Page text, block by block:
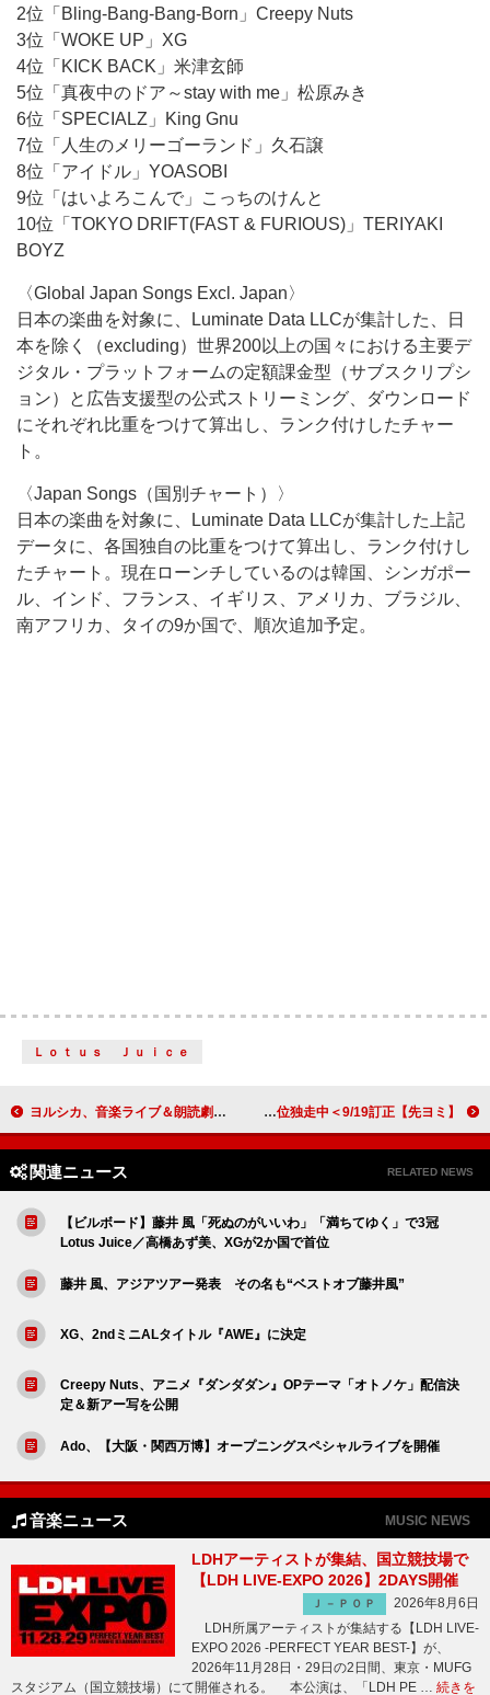
2位「Bling-Bang-Bang-Born」Creepy Nuts
3位「WOKE UP」XG
4位「KICK BACK」米津玄師
5位「真夜中のドア～stay with me」松原みき
6位「SPECIALZ」King Gnu
7位「人生のメリーゴーランド」久石譲
8位「アイドル」YOASOBI
9位「はいよろこんで」こっちのけんと
10位「TOKYO DRIFT(FAST & FURIOUS)」TERIYAKI
BOYZ
〈Global Japan Songs Excl. Japan〉
日本の楽曲を対象に、Luminate Data LLCが集計した、日
本を除く（excluding）世界200以上の国々における主要デ
ジタル・プラットフォームの定額課金型（サブスクリプシ
ョン）と広告支援型の公式ストリーミング、ダウンロード
にそれぞれ比重をつけて算出し、ランク付けしたチャー
ト。
〈Japan Songs（国別チャート）〉
日本の楽曲を対象に、Luminate Data LLCが集計した上記
データに、各国独自の比重をつけて算出し、ランク付けし
たチャート。現在ローンチしているのは韓国、シンガポー
ル、インド、フランス、イギリス、アメリカ、ブラジル、
南アフリカ、タイの9か国で、順次追加予定。
Ｌｏｔｕｓ Ｊｕｉｃｅ
ヨルシカ、音楽ライブ＆朗読劇【月と猫のダンス】Blu-ray/DVDのティザー映像公開 【先ヨミ】日向坂46『絶対的第六感』48.2万枚で現在シングル首位独走中＜9/19訂正＞
関連ニュース RELATED NEWS
【ビルボード】藤井 風「死ぬのがいいわ」「満ちてゆく」で3冠
Lotus Juice／高橋あず美、XGが2か国で首位
藤井 風、アジアツアー発表 その名も“ベストオブ藤井風”
XG、2ndミニALタイトル『AWE』に決定
Creepy Nuts、アニメ『ダンダダン』OPテーマ「オトノケ」配信決
定＆新アー写を公開
Ado、【大阪・関西万博】オープニングスペシャルライブを開催
音楽ニュース MUSIC NEWS
LDHアーティストが集結、国立競技場で
【LDH LIVE-EXPO 2026】2DAYS開催
Ｊ－ＰＯＰ
2026年8月6日
LDH所属アーティストが集結する【LDH LIVE-
EXPO 2026 -PERFECT YEAR BEST-】が、
2026年11月28日・29日の2日間、東京・MUFG
スタジアム（国立競技場）にて開催される。 本公演は、「LDH PE … 続きを